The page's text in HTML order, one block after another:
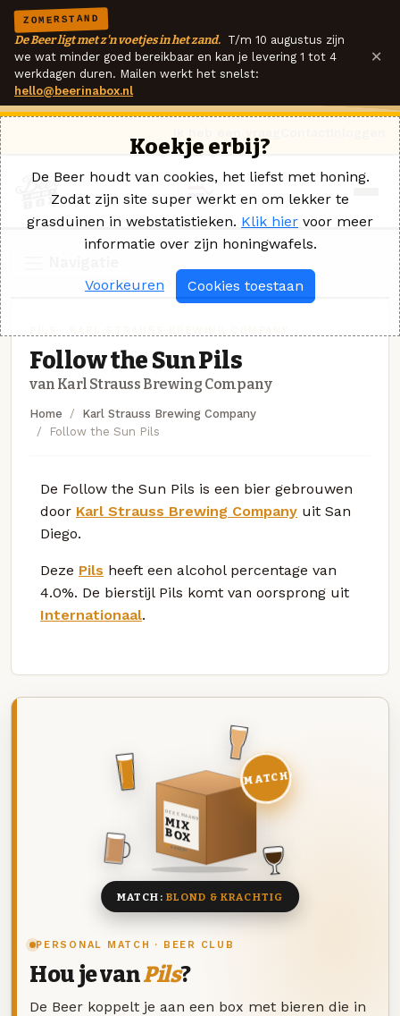
ZOMERSTAND
De Beer ligt met z'n voetjes in het zand. T/m 10 augustus zijn
we wat minder goed bereikbaar en kan je levering 1 tot 4
werkdagen duren. Mailen werkt het snelst:
hello@beerinabox.nl
×
Follow the Sun Pils
van Karl Strauss Brewing Company
Home
Karl Strauss Brewing Company
Follow the Sun Pils
De Follow the Sun Pils is een bier gebrouwen
door Karl Strauss Brewing Company uit San
Diego.
Deze Pils heeft een alcohol percentage van
4.0%. De bierstijl Pils komt van oorsprong uit
Internationaal.
PERSONAL MATCH · BEER CLUB
Hou je vanPils?
De Beer koppelt je aan een box met bieren die in
DEZE MAAND
MIX
BOX
8 BIEREN
MATCH
MATCH: BLOND & KRACHTIG
Koekje erbij?
De Beer houdt van cookies, het liefst met honing.
Zodat zijn site super werkt en om lekker te
grasduinen in webstatistieken. Klik hier voor meer
informatie over zijn honingwafels.
Voorkeuren Cookies toestaan